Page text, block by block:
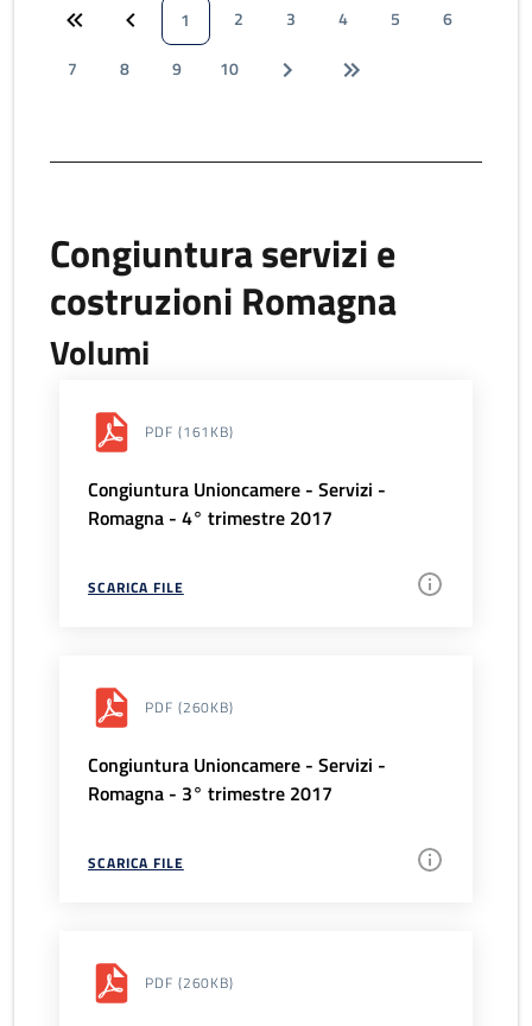
1 2 3 4 5
6
7
8 9 10
Congiuntura servizi e
costruzioni Romagna
Volumi
PDF (161KB)
Congiuntura Unioncamere - Servizi -
Romagna - 4° trimestre 2017
SCARICA FILE
PDF (260KB)
Congiuntura Unioncamere - Servizi -
Romagna - 3° trimestre 2017
SCARICA FILE
PDF (260KB)